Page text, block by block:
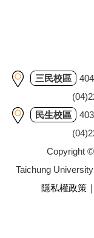
三民校區
民生校區
Copyright
Taichung
隱私權政策｜